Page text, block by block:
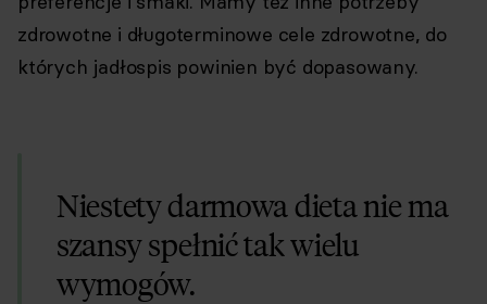
zdrowotne i długoterminowe cele zdrowotne, do
których jadłospis powinien być dopasowany.
Niestety darmowa dieta nie ma
szansy spełnić tak wielu
wymogów.